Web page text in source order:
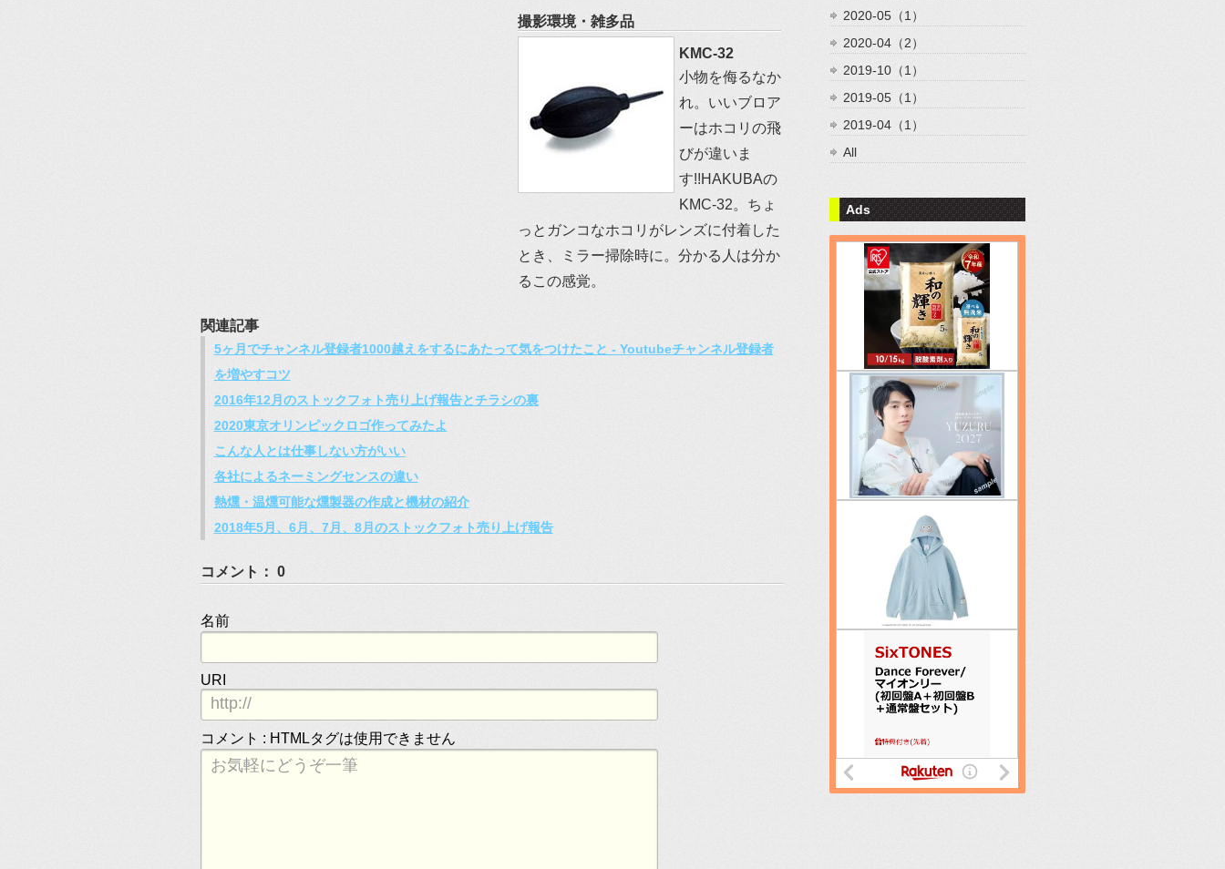
撮影環境・雑多品
KMC-32
小物を侮るなか
れ。いいブロア
ーはホコリの飛
びが違いま
す!!HAKUBAの
KMC-32。ちょ
っとガンコなホコリがレンズに付着した
とき、ミラー掃除時に。分かる人は分か
るこの感覚。
関連記事
5ヶ月でチャンネル登録者1000越えをするにあたって気をつけたこと - Youtubeチャンネル登録者
を増やすコツ
2016年12月のストックフォト売り上げ報告とチラシの裏
2020東京オリンピックロゴ作ってみたよ
こんな人とは仕事しない方がいい
各社によるネーミングセンスの違い
熱燻・温燻可能な燻製器の作成と機材の紹介
2018年5月、6月、7月、8月のストックフォト売り上げ報告
コメント： 0
名前
URI
コメント : HTMLタグは使用できません
2020-05（1）
2020-04（2）
2019-10（1）
2019-05（1）
2019-04（1）
All
Ads